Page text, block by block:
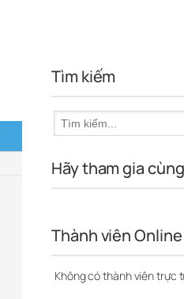
Tìm kiếm
Hãy tham gia
Thành viên Online
Không có thành viên trực